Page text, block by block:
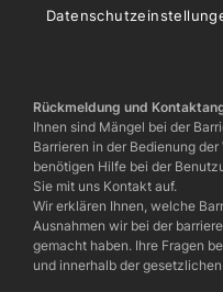
Rückmeldung und
Ihnen sind Mängel bei der
Barrieren in der Bedienung
benötigen Hilfe bei der
Sie mit uns Kontakt auf.
Wir erklären Ihnen, welche
Ausnahmen wir bei der
gemacht haben. Ihre Fragen
und innerhalb der